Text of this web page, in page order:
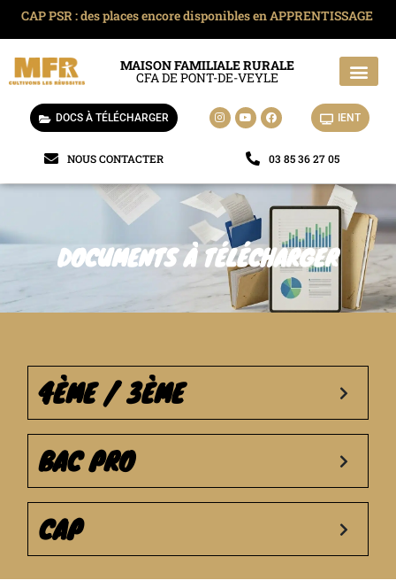
CAP PSR : des places encore disponibles en APPRENTISSAGE
MAISON FAMILIALE RURALE
CFA DE PONT-DE-VEYLE
DOCS À TÉLÉCHARGER IENT
NOUS CONTACTER 03 85 36 27 05
DOCUMENTS À TÉLÉCHARGER
4ÈME / 3ÈME
BAC PRO
CAP